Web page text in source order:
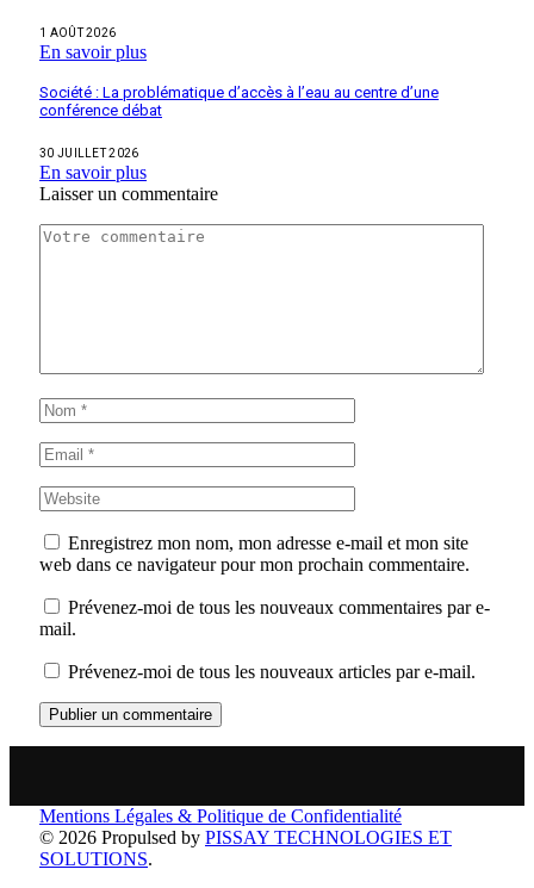
1 AOÛT 2026
En savoir plus
Société : La problématique d’accès à l’eau au centre d’une
conférence débat
30 JUILLET 2026
En savoir plus
Laisser un commentaire
Enregistrez mon nom, mon adresse e-mail et mon site
web dans ce navigateur pour mon prochain commentaire.
Prévenez-moi de tous les nouveaux commentaires par e-
mail.
Prévenez-moi de tous les nouveaux articles par e-mail.
Mentions Légales & Politique de Confidentialité
© 2026 Propulsed by PISSAY TECHNOLOGIES ET
SOLUTIONS.